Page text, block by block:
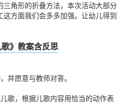
三角形的折叠方法，本次活动大部分
方面我们会多多加强。让幼儿得到
》教案含反思
愿意与教师对答。
，根据儿歌内容用恰当的动作表